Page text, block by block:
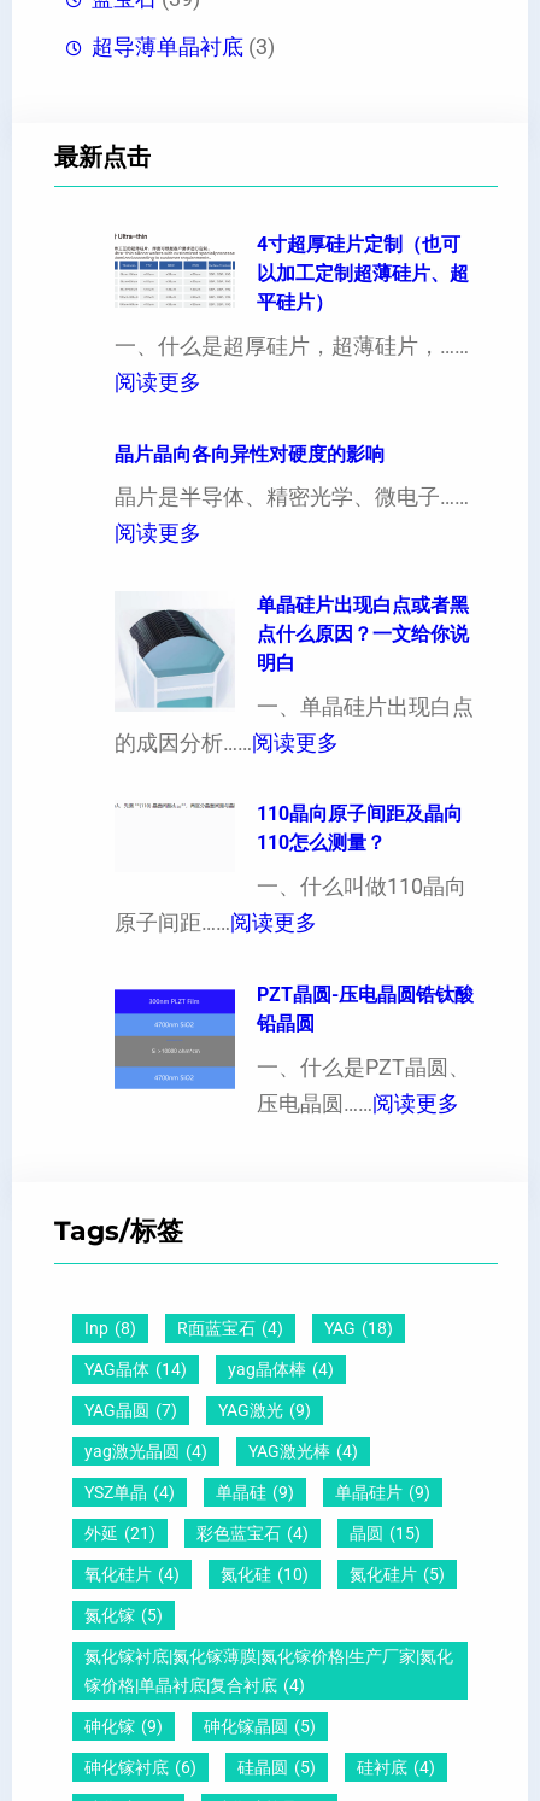
超导薄单晶衬底 (3)
最新点击
4寸超厚硅片定制（也可
以加工定制超薄硅片、超
平硅片）
一、什么是超厚硅片，超薄硅片，……
阅读更多
寸
超
定
制
（
也
以
定
超
薄
硅
）
晶片晶向各向异性对硬度的影响
晶片是半导体、精密光学、微电子……
阅读更多
晶
向
各
向
度
响
单晶硅片出现白点或者黑
点什么原因？一文给你说
明白
一、单晶硅片出现白点
的成因分析……阅读更多
晶
硅
片
白
或
者
因
？
给
你
说
明
110晶向原子间距及晶向
110怎么测量？
一、什么叫做110晶向
原子间距……阅读更多
1
晶
向
晶
向
1
1
0
怎
？
PZT晶圆-压电晶圆锆钛酸
铅晶圆
一、什么是PZT晶圆、
压电晶圆……阅读更多
晶
Tags/标签
Inp (8) R面蓝宝石 (4) YAG (18)
YAG晶体 (14) yag晶体棒 (4)
YAG晶圆 (7) YAG激光 (9)
yag激光晶圆 (4) YAG激光棒 (4)
YSZ单晶 (4) 单晶硅 (9) 单晶硅片 (9)
外延 (21) 彩色蓝宝石 (4) 晶圆 (15)
氧化硅片 (4) 氮化硅 (10) 氮化硅片 (5)
氮化镓 (5)
氮化镓衬底|氮化镓薄膜|氮化镓价格|生产厂家|氮化
镓价格|单晶衬底|复合衬底 (4)
砷化镓 (9) 砷化镓晶圆 (5)
砷化镓衬底 (6) 硅晶圆 (5) 硅衬底 (4)